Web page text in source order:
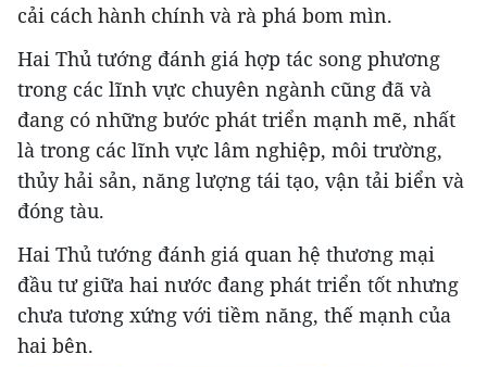
cải cách hành chính và rà phá bom mìn.
Hai Thủ tướng đánh giá hợp tác song phương
trong các lĩnh vực chuyên ngành cũng đã và
đang có những bước phát triển mạnh mẽ, nhất
là trong các lĩnh vực lâm nghiệp, môi trường,
thủy hải sản, năng lượng tái tạo, vận tải biển và
đóng tàu.
Hai Thủ tướng đánh giá quan hệ thương mại
đầu tư giữa hai nước đang phát triển tốt nhưng
chưa tương xứng với tiềm năng, thế mạnh của
hai bên.